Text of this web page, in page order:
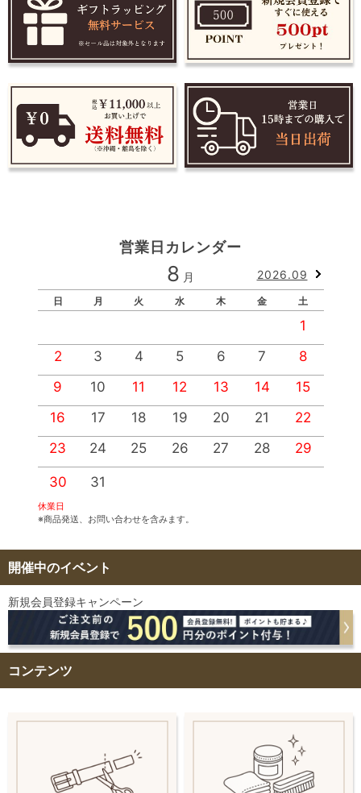
営業日カレンダー
8 月 2026.09
日 月 火 水 木 金 土
1
2
3 4 5 6 7
8
9
10 11 12 13 14
15
16
17 18 19 20 21
22
23
24 25 26 27 28 29
30 31
休業日
※商品発送、お問い合わせを含みます。
開催中のイベント
新規会員登録キャンペーン
コンテンツ